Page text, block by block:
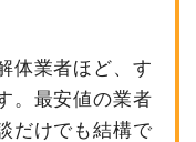
体業者ほど、す
。最安値の業者
だけでも結構で